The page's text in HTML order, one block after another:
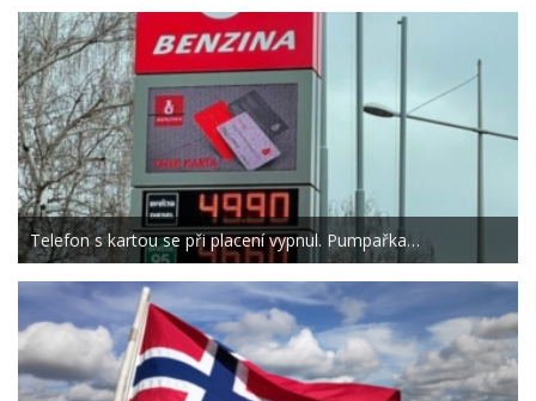
Telefon s kartou se při placení vypnul. Pumpařka…